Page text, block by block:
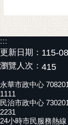
桐
花
祭
網
站
導
覽
訂
:::
更新日期： 115-
瀏覽人次： 415
永華市政中心
1111
民治市政中心
2231
24小時市民服務熱